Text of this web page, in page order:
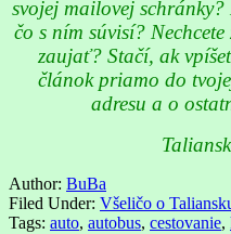
svojej mailovej
čo s ním súvisí?
zaujať? Stačí, ak
článok priamo do
adresu a o
Author: BuBa
Filed Under: Všeličo o
Tags: auto, autobus, cestovanie,